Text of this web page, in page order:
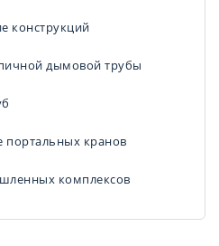
конструкций
дымовой трубы
портальных кранов
комплексов